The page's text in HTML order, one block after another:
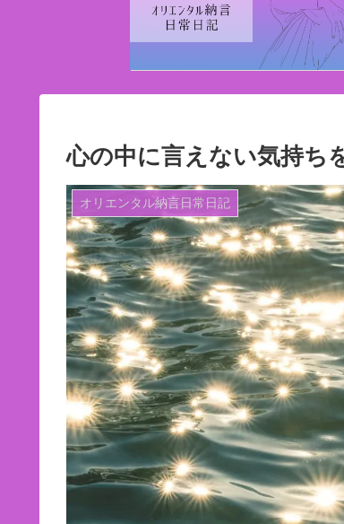
心の中に言えない気持ち
オリエンタル納言日常日記